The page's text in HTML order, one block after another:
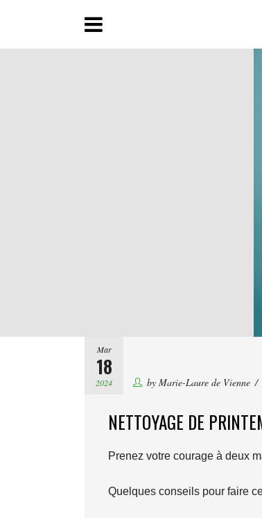
Mar
18
2024 by Marie-Laure de Vienne
NETTOYAGE DE
Prenez votre courage à deux
Quelques conseils pour faire